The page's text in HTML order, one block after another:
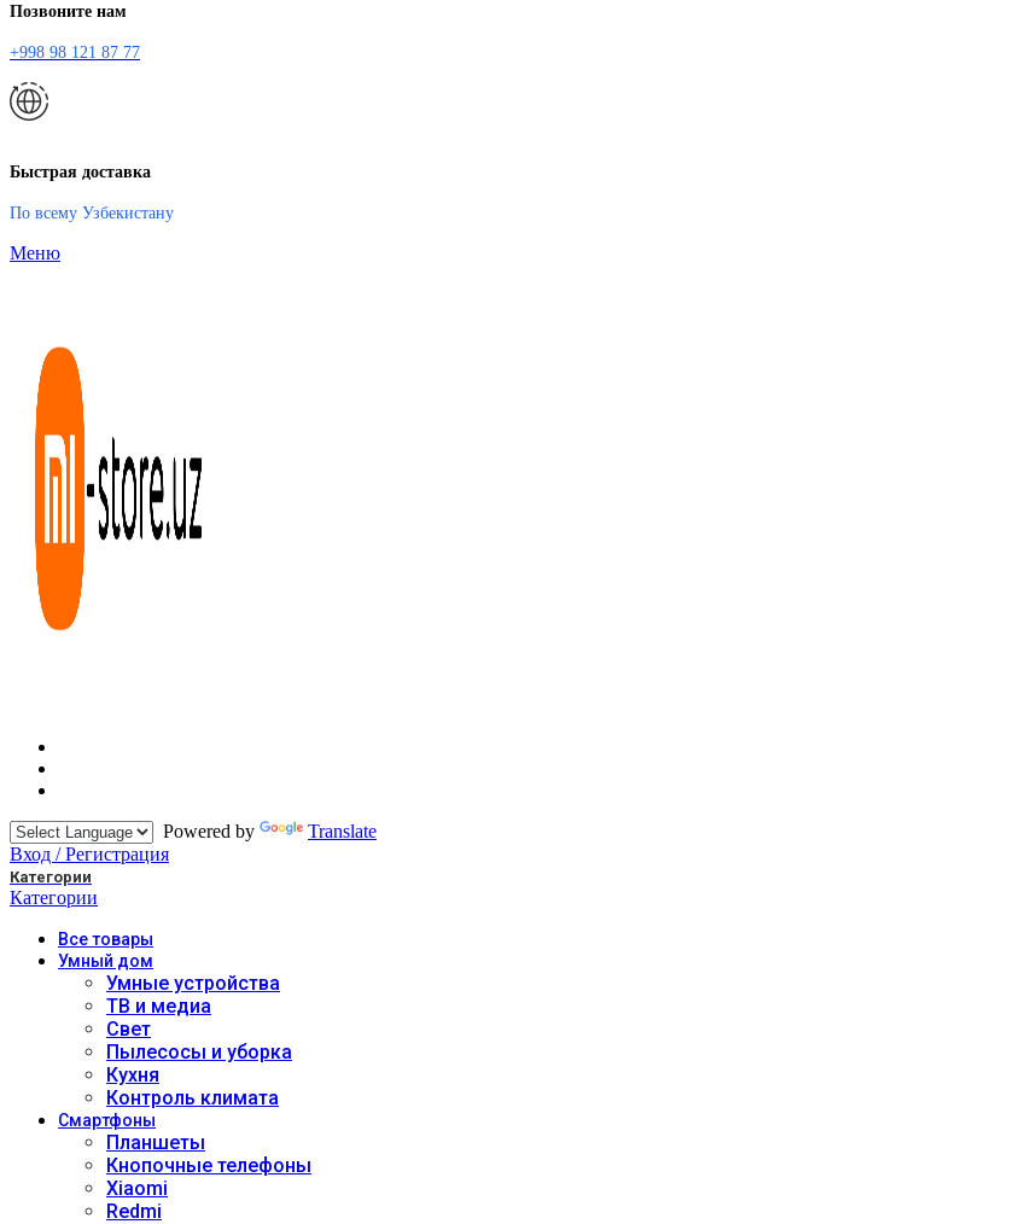
Позвоните нам
+998 98 121 87 77
Быстрая доставка
По всему Узбекистану
Меню
Powered by
Translate
Вход / Регистрация
Категории
Категории
Всетовары
Умный дом
Умные устройства
ТВ и медиа
Свет
Пылесосы и уборка
Кухня
Контроль климата
Смартфоны
Планшеты
Кнопочные телефоны
Xiaomi
Redmi